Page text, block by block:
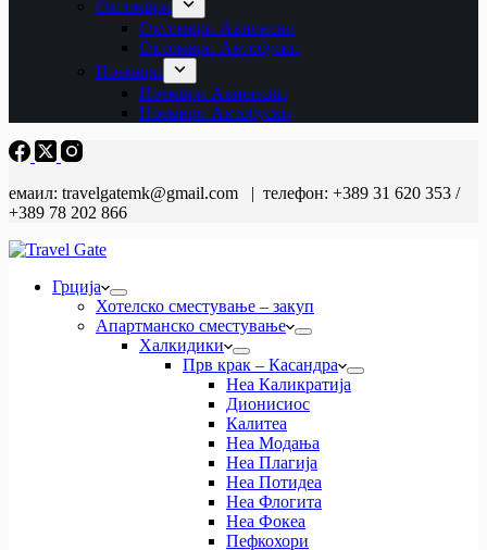
Октомври
Октомври Авионски
Октомври Автобуски
Ноември
Ноември Авионски
Ноември Автобуски
емаил: travelgatemk@gmail.com | телефон: +389 31 620 353 /
+389 78 202 866
Грција
Хотелско сместување – закуп
Апартманско сместување
Халкидики
Прв крак – Касандра
Неа Каликратија
Дионисиос
Калитеа
Неа Модања
Неа Плагија
Неа Потидеа
Неа Флогита
Неа Фокеа
Пефкохори